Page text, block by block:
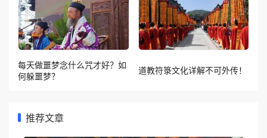
每天做噩梦念什么咒才好？如
何躲噩梦？
道教符箓文化详解不可外传！
推荐文章